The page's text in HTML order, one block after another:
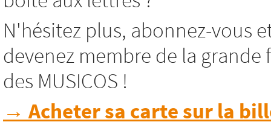
N'hésitez plus, abonnez-vous
devenez membre de la grande
des MUSICOS !
→ Acheter sa carte sur la